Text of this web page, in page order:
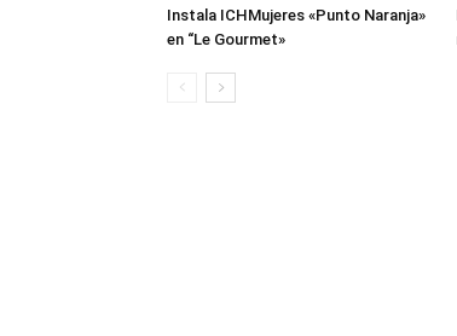
Instala ICHMujeres «Punto Naranja»
en “Le Gourmet»